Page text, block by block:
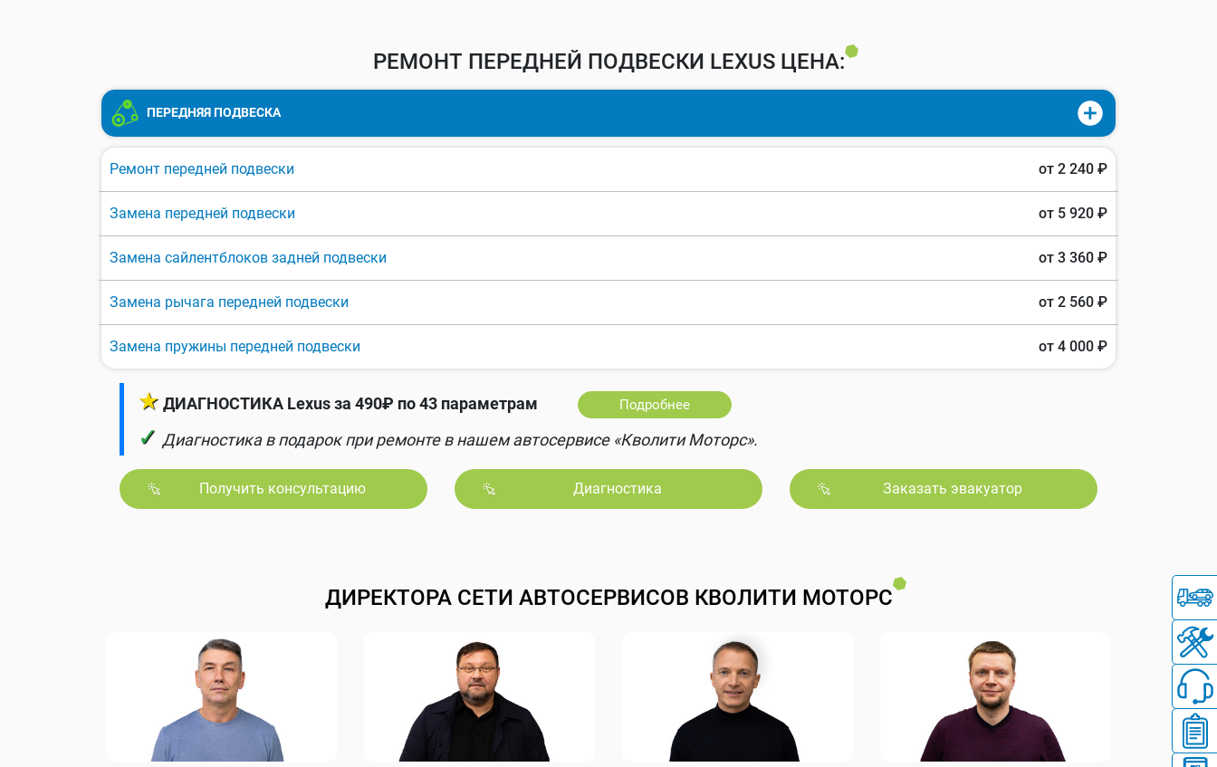
РЕМОНТ ПЕРЕДНЕЙ ПОДВЕСКИ LEXUS ЦЕНА:
ПЕРЕДНЯЯ ПОДВЕСКА
Ремонт передней подвески от 2 240 ₽
Замена передней подвески от 5 920 ₽
Замена сайлентблоков задней подвески от 3 360 ₽
Замена рычага передней подвески от 2 560 ₽
Замена пружины передней подвески от 4 000 ₽
★ ДИАГНОСТИКА Lexus за 490₽ по 43 параметрам Подробнее
✓ Диагностика в подарок при ремонте в нашем автосервисе «Кволити Моторс».
Получить консультацию Диагностика Заказать эвакуатор
ДИРЕКТОРА СЕТИ АВТОСЕРВИСОВ КВОЛИТИ МОТОРС